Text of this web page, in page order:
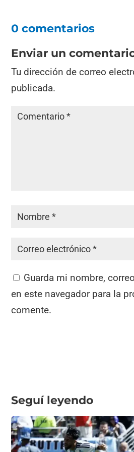
0 comentarios
Enviar un
Tu dirección de correo
publicada.
Guarda mi nombre,
en este navegador para la
comente.
Seguí leyendo